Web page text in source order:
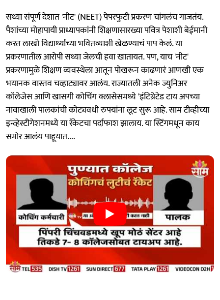
सध्या संपूर्ण देशात 'नीट' (NEET) पेपरफुटी प्रकरण चांगलंच गाजतंय.
पैशांच्या मोहापायी प्राध्यापकांनी शिक्षणासारख्या पवित्र पेशाशी बेईमानी
करत लाखो विद्यार्थ्यांच्या भवितव्याशी खेळण्याचं पाप केलं. या
प्रकरणातील आरोपी सध्या जेलची हवा खातायत. पण, याच 'नीट'
प्रकरणामुळे शिक्षण व्यवस्थेला आतून पोखरून काढणारं आणखी एक
भयानक वास्तव चव्हाट्यावर आलंय. राज्यातली अनेक ज्युनिअर
कॉलेजेस आणि खासगी कोचिंग क्लासेसमध्ये 'इंटिग्रेटेड टाय अपच्या
नावाखाली पालकांची कोट्यवधी रुपयांना लूट सुरू आहे. साम टीव्हीच्या
इन्व्हेस्टीगेशनमध्ये या रॅकेटचा पर्दाफाश झालाय. या स्टिंगमधून काय
समोर आलंय पाहूयात....